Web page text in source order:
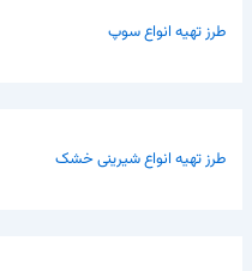
طرز تهیه انواع سوپ
طرز تهیه انواع شیرینی خشک